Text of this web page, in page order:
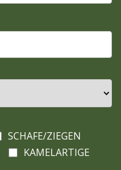
SCHAFE/ZIEGEN
KAMELARTIGE